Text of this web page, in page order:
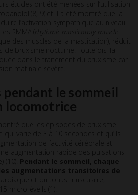
études ont été menées sur l’utilisation
(8, 9) et il a été montré que la
l’activation sympathique au niveau
des muscles de la mastication), réduit
de bruxisme nocturne. Toutefois, la
dans le traitement du bruxisme car
matinale sévère.
le sommeil
locomotrice
que les épisodes de bruxisme
qui varie de 3 à 10 secondes et qu’ils
de l’activité cérébrale et
augmentation rapide des pulsations
(10). Pendant le sommeil, chaque
augmentations transitoires de
cardiaque et du tonus musculaire,
micro-éveils (1).